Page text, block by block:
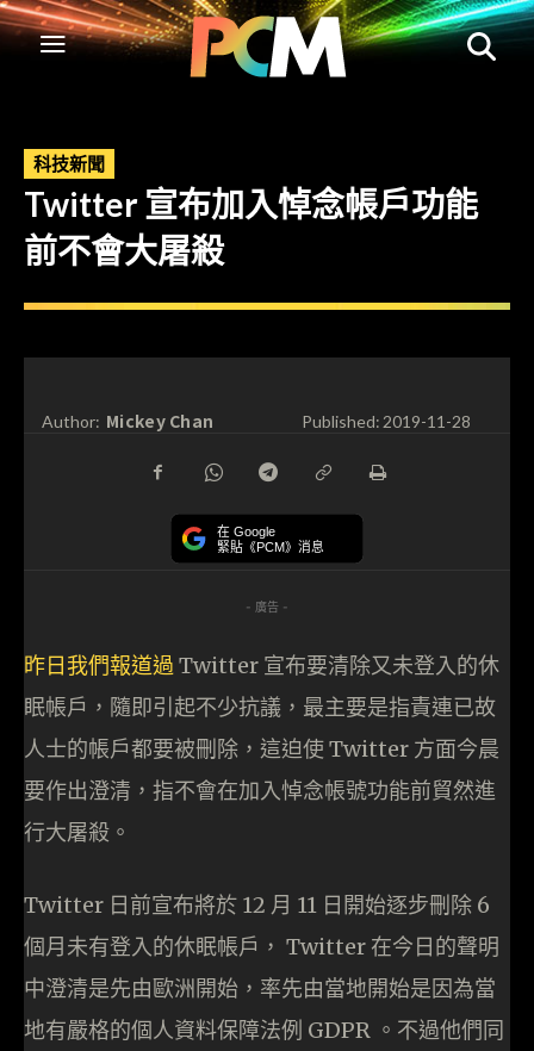
科技新聞
Twitter 宣布加入悼念帳戶功能
前不會大屠殺
Author: Mickey Chan Published:2019-11-28
在 Google
緊貼《PCM》消息
- 廣告 -
昨日我們報道過Twitter 宣布要清除又未登入的休
眠帳戶，隨即引起不少抗議，最主要是指責連已故
人士的帳戶都要被刪除，這迫使 Twitter 方面今晨
要作出澄清，指不會在加入悼念帳號功能前貿然進
行大屠殺。
Twitter 日前宣布將於 12 月 11 日開始逐步刪除 6
個月未有登入的休眠帳戶， Twitter 在今日的聲明
中澄清是先由歐洲開始，率先由當地開始是因為當
地有嚴格的個人資料保障法例 GDPR 。不過他們同